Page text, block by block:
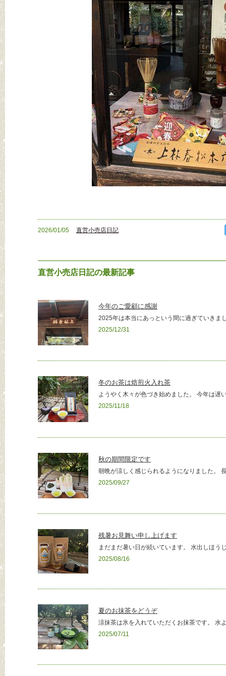
2026/01/05 直営小売店日記
直営小売店日記の最新記事
今年のご愛顧に感謝
2025年は本当にあっという間に過ぎていきま
2025/12/31
冬のお茶は焙煎火入れ茶
ようやく木々が色づき始めました。 今年は遅
2025/11/18
秋の期間限定です
朝晩が涼しく感じられるようになりました。
2025/09/27
残暑お見舞い申し上げます
まだまだ暑い日が続いています。 水出しほう
2025/08/16
夏のお抹茶をどうぞ
涼抹茶は氷を入れていただくお抹茶です。 水
2025/07/11